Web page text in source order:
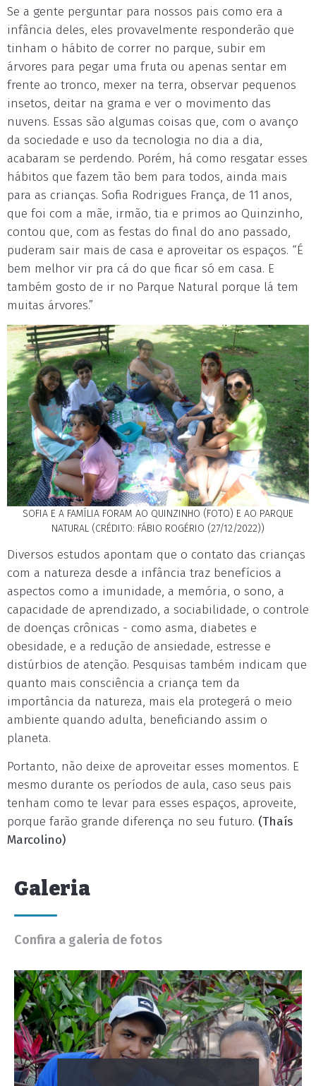
Se a gente perguntar para nossos pais como era a
infância deles, eles provavelmente responderão que
tinham o hábito de correr no parque, subir em
árvores para pegar uma fruta ou apenas sentar em
frente ao tronco, mexer na terra, observar pequenos
insetos, deitar na grama e ver o movimento das
nuvens. Essas são algumas coisas que, com o avanço
da sociedade e uso da tecnologia no dia a dia,
acabaram se perdendo. Porém, há como resgatar esses
hábitos que fazem tão bem para todos, ainda mais
para as crianças. Sofia Rodrigues França, de 11 anos,
que foi com a mãe, irmão, tia e primos ao Quinzinho,
contou que, com as festas do final do ano passado,
puderam sair mais de casa e aproveitar os espaços. “É
bem melhor vir pra cá do que ficar só em casa. E
também gosto de ir no Parque Natural porque lá tem
muitas árvores.”
SOFIA E A FAMÍLIA FORAM AO QUINZINHO (FOTO) E AO PARQUE
NATURAL (CRÉDITO: FÁBIO ROGÉRIO (27/12/2022))
Diversos estudos apontam que o contato das crianças
com a natureza desde a infância traz benefícios a
aspectos como a imunidade, a memória, o sono, a
capacidade de aprendizado, a sociabilidade, o controle
de doenças crônicas - como asma, diabetes e
obesidade, e a redução de ansiedade, estresse e
distúrbios de atenção. Pesquisas também indicam que
quanto mais consciência a criança tem da
importância da natureza, mais ela protegerá o meio
ambiente quando adulta, beneficiando assim o
planeta.
Portanto, não deixe de aproveitar esses momentos. E
mesmo durante os períodos de aula, caso seus pais
tenham como te levar para esses espaços, aproveite,
porque farão grande diferença no seu futuro. (Thaís
Marcolino)
Galeria
Confira a galeria de fotos